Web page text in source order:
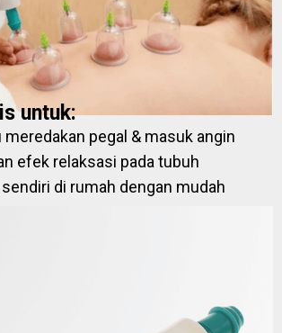
untuk:
pegal & masuk angin
efek relaksasi pada tubuh
di rumah dengan mudah